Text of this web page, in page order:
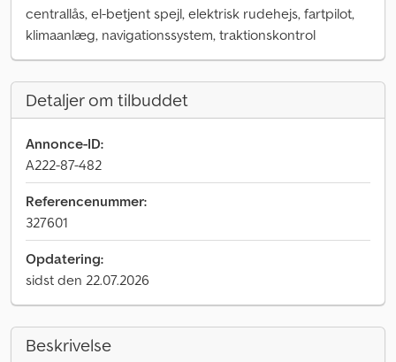
centrallås, el-betjent spejl, elektrisk rudehejs, fartpilot,
klimaanlæg, navigationssystem, traktionskontrol
Detaljer om tilbuddet
Annonce-ID:
A222-87-482
Referencenummer:
327601
Opdatering:
sidst den 22.07.2026
Beskrivelse